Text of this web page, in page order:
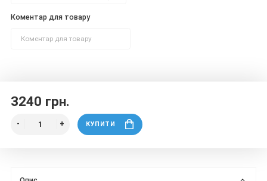
Коментар для товару
3240 грн.
КУПИТИ